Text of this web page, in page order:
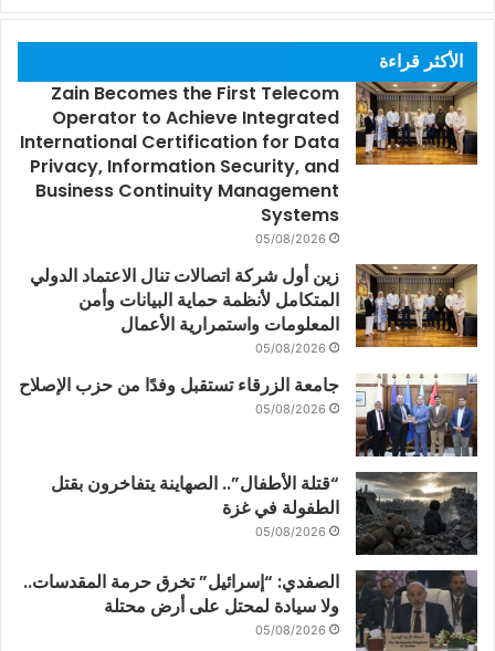
الأكثر قراءة
Zain Becomes the First Telecom
Operator to Achieve Integrated
International Certification for Data
Privacy, Information Security, and
Business Continuity Management
Systems
05/08/2026
زين أول شركة اتصالات تنال الاعتماد الدولي
المتكامل لأنظمة حماية البيانات وأمن
المعلومات واستمرارية الأعمال
05/08/2026
جامعة الزرقاء تستقبل وفدًا من حزب الإصلاح
05/08/2026
“قتلة الأطفال”.. الصهاينة يتفاخرون بقتل
الطفولة في غزة
05/08/2026
الصفدي: “إسرائيل” تخرق حرمة المقدسات..
ولا سيادة لمحتل على أرض محتلة
05/08/2026